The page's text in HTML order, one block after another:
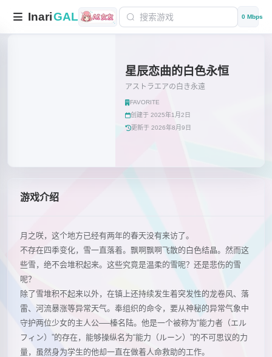
InariGAL 0 Mbps
星辰恋曲的白色永恒
アストラエアの白き永遠
FAVORITE
创建于 2025年1月2日
更新于 2026年8月9日
游戏介绍
月之咲，这个地方已经有两年的春天没有来访了。
不存在四季变化，雪一直落着。飘啊飘啊飞散的白色结晶。然而这
些雪，绝不会堆积起来。这些究竟是温柔的雪呢？还是悲伤的雪
呢？
除了雪堆积不起来以外，在镇上还持续发生着突发性的龙卷风、落
雷、河流暴涨等异常天气。奉组织的命令，要从神秘的异常气象中
守护两位少女的主人公──榛名陆。他是一个被称为“能力者（エル
フィン）”的存在，能够操纵名为“能力（ルーン）”的不可思议的力
量，虽然身为学生的他却一直在做着人命救助的工作。